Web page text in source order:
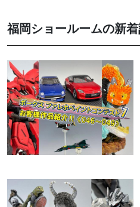
福岡ショールームの新